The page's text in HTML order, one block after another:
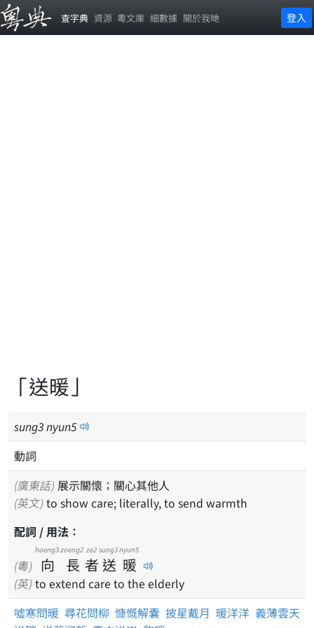
查字典 資源 粵文庫 細數據 關於我哋 登入
「送暖」
sung3nyun5
動詞
(廣東話) 展示關懷；關心其他人
(英文) to show care; literally, to send warmth
配詞 / 用法：
(粵) 向
hoeng3
長
zoeng2
者
ze2
送
sung3
暖
nyun5
(英) to extend care to the elderly
噓寒問暖 尋花問柳 慷慨解囊 披星戴月 暖洋洋 義薄雲天